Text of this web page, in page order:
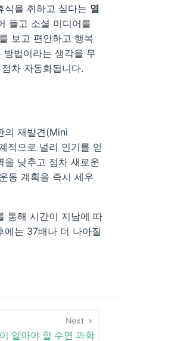
식을 취하고 싶다는 열
들고 소셜 미디어를
보고 편안하고 행복
법이라는 생각을 무
차 자동화됩니다.
의 재발견(Mini
적으로 널리 인기를 얻
을 낮추고 점차 새로운
동 계획을 즉시 세우
통해 시간이 지남에 따
에는 37배나 더 나아질
Next
알아야 할 수면 과학